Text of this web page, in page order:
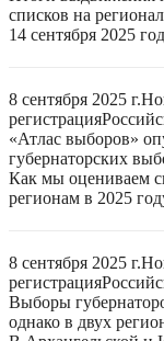
списков на
14 сентября 2025
8 сентября 2025 г.
регистрация
«Атлас выборов»
губернаторских
Как мы оцениваем
регионам в 2025
8 сентября 2025 г.
регистрация
Выборы
однако в двух